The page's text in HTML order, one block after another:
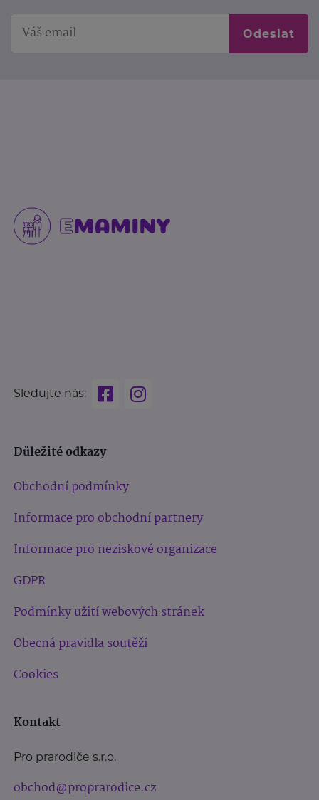
Odeslat
Sledujte nás:
Důležité odkazy
Obchodní podmínky
Informace pro obchodní partnery
Informace pro neziskové organizace
GDPR
Podmínky užití webových stránek
Obecná pravidla soutěží
Cookies
Kontakt
Pro prarodiče s.r.o.
obchod@proprarodice.cz